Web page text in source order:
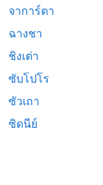
จาการ์ตา
ฉางชา
ชิงเต่า
ซับโปโร
ซัวเถา
ซิดนีย์